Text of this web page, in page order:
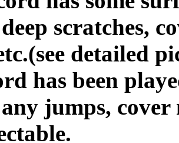
scratches,
detailed
has been
jumps, cover